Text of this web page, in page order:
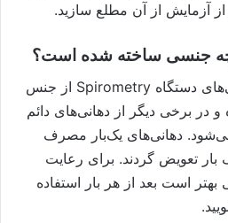
آزمایش از آن مطلع سازید.
چه جنسی ساخته شده است؟
برای ساخت برخی از دهانی‌های دستگاه Spirometry از جنس
در برخی دیگر از دهانی‌های دائم
می‌شود. دهانی‌های یک‌بار مصرف
ساعت یک بار تعویض گردند. برای رعایت
است بعد از هر بار استفاده